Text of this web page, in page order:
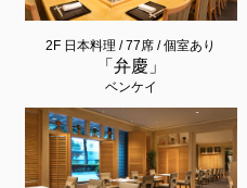
2F 日本料理 / 77席 / 個室あり
「弁慶」
ベンケイ